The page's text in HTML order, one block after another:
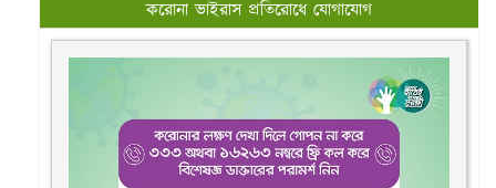
করোনা ভাইরাস প্রতিরোধে যোগাযোগ